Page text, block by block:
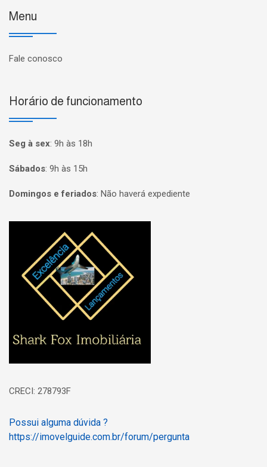
Menu
Fale conosco
Horário de funcionamento
Seg à sex: 9h às 18h
Sábados: 9h às 15h
Domingos e feriados: Não haverá expediente
Página inicial
CRECI: 278793F
Possui alguma dúvida ?
https://imovelguide.com.br/forum/pergunta